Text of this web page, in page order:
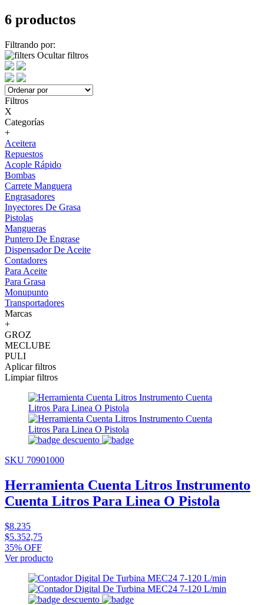
6 productos
Filtrando por:
Ocultar filtros
Filtros
X
Categorías
+
Aceitera
Repuestos
Acople Rápido
Bombas
Carrete Manguera
Engrasadores
Inyectores De Grasa
Pistolas
Mangueras
Puntero De Engrase
Dispensador De Aceite
Contadores
Para Aceite
Para Grasa
Monupunto
Transportadores
Marcas
+
GROZ
MECLUBE
PULI
Aplicar filtros
Limpiar filtros
SKU 70901000
Herramienta Cuenta Litros Instrumento
Cuenta Litros Para Linea O Pistola
$8.235
$5.352,75
35% OFF
Ver producto